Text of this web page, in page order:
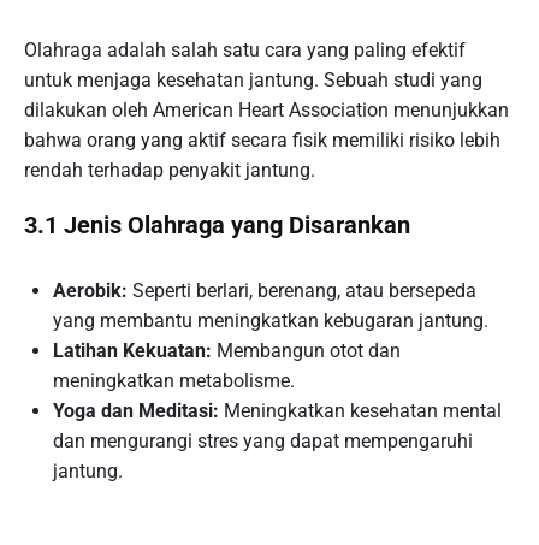
Olahraga adalah salah satu cara yang paling efektif
untuk menjaga kesehatan jantung. Sebuah studi yang
dilakukan oleh American Heart Association menunjukkan
bahwa orang yang aktif secara fisik memiliki risiko lebih
rendah terhadap penyakit jantung.
3.1 Jenis Olahraga yang Disarankan
Aerobik: Seperti berlari, berenang, atau bersepeda
yang membantu meningkatkan kebugaran jantung.
Latihan Kekuatan: Membangun otot dan
meningkatkan metabolisme.
Yoga dan Meditasi: Meningkatkan kesehatan mental
dan mengurangi stres yang dapat mempengaruhi
jantung.